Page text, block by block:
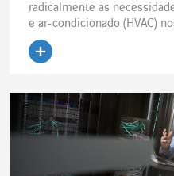
radicalmente as
e ar-condicionado (HVAC)